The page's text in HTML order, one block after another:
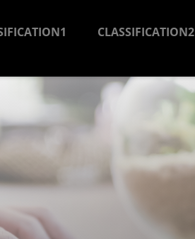
CLASSIFICATION2